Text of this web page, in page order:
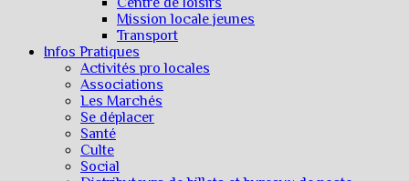
Mission locale jeunes
Transport
Infos Pratiques
Activités pro locales
Associations
Les Marchés
Se déplacer
Santé
Culte
Social